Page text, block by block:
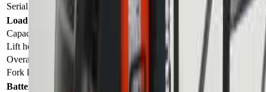
Serial number
ANL1004182
Load capacity, lifting height, dimensions
Capacity (kg)
Lift height (mm)
Overall height (mm)
1620
Fork length (mm)
1150
Battery and charging devices